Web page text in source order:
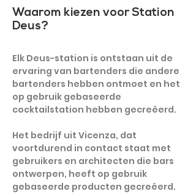
Waarom kiezen voor Station
Deus?
Elk Deus-station is ontstaan uit de
ervaring van bartenders die andere
bartenders hebben ontmoet en het
op gebruik gebaseerde
cocktailstation hebben gecreëerd.
Het bedrijf uit Vicenza, dat
voortdurend in contact staat met
gebruikers en architecten die bars
ontwerpen, heeft op gebruik
gebaseerde producten gecreëerd.